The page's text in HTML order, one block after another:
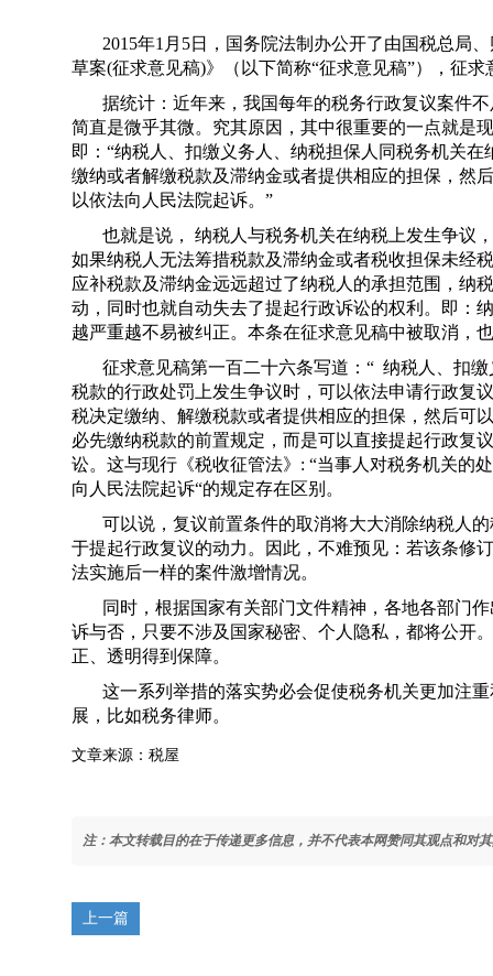
2015年1月5日，国务院法制办公开了由国税总局
草案(征求意见稿)》（以下简称“征求意见稿”），征
据统计：近年来，我国每年的税务行政复议案件
简直是微乎其微。究其原因，其中很重要的一点就是
即：“纳税人、扣缴义务人、纳税担保人同税务机关
缴纳或者解缴税款及滞纳金或者提供相应的担保，然
以依法向人民法院起诉。”
也就是说， 纳税人与税务机关在纳税上发生争议
如果纳税人无法筹措税款及滞纳金或者税收担保未经
应补税款及滞纳金远远超过了纳税人的承担范围，
动，同时也就自动失去了提起行政诉讼的权利。即：
越严重越不易被纠正。本条在征求意见稿中被取消，
征求意见稿第一百二十六条写道：“ 纳税人、扣
税款的行政处罚上发生争议时，可以依法申请行政复
税决定缴纳、解缴税款或者提供相应的担保，然后可
必先缴纳税款的前置规定，而是可以直接提起行政复
讼。这与现行《税收征管法》: “当事人对税务机关的
向人民法院起诉“的规定存在区别。
可以说，复议前置条件的取消将大大消除纳税人
于提起行政复议的动力。因此，不难预见：若该条修
法实施后一样的案件激增情况。
同时，根据国家有关部门文件精神，各地各部门
诉与否，只要不涉及国家秘密、个人隐私，都将公开
正、透明得到保障。
这一系列举措的落实势必会促使税务机关更加注
展，比如税务律师。
文章来源：税屋
注：本文转载目的在于传递更多信息，并不代表本网赞同其观点和对
上一篇